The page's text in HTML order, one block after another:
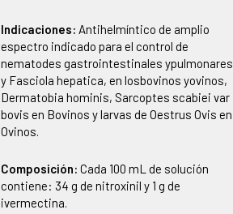
Indicaciones: Antihelmíntico de amplio
espectro indicado para el control de
nematodes gastrointestinales ypulmonares
y Fasciola hepatica, en losbovinos yovinos,
Dermatobia hominis, Sarcoptes scabiei var
bovis en Bovinos y larvas de Oestrus Ovis en
Ovinos.
Composición:Cada 100 mL de solución
contiene: 34 g de nitroxinil y 1 g de
ivermectina.